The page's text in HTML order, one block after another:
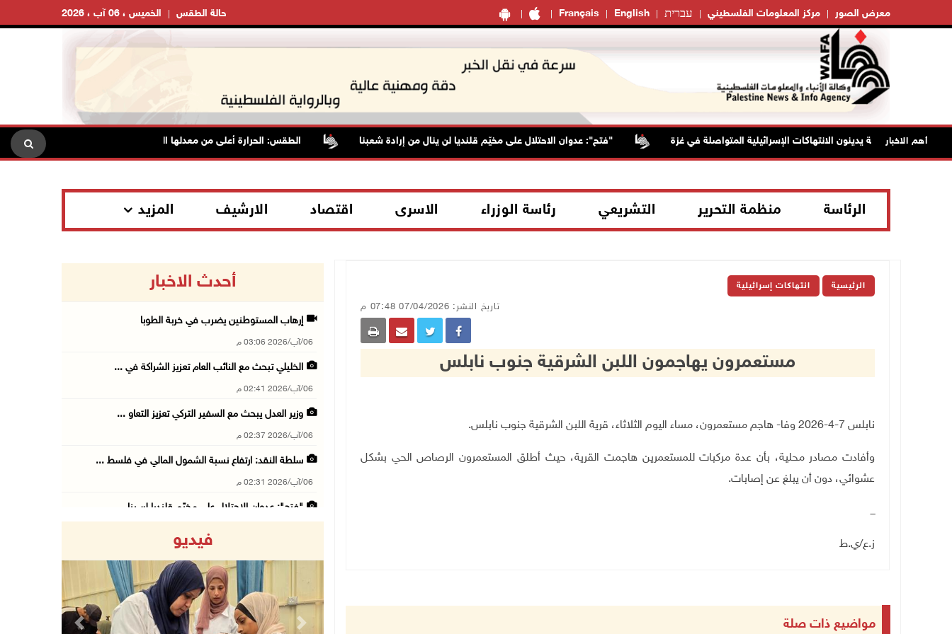
Français English עברית مركز المعلومات الفلسطيني معرض الصور الخميس ، 06 آب ، 2026 حالة الطقس
أهم الاخبار "فتح": عدوان الاحتلال على مخيّم قلنديا لن ينال من إرادة شعبنا الطقس: الحرارة أعلى من معدلها السنوي العام الاحتلال
الرئاسة منظمة التحرير التشريعي رئاسة الوزراء الاسرى اقتصاد الارشيف المزيد
الرئيسية انتهاكات إسرائيلية
تاريخ النشر: 07/04/2026 07:48 م
مستعمرون يهاجمون اللبن الشرقية جنوب نابلس
نابلس 7-4-2026 وفا- هاجم مستعمرون، مساء اليوم الثلاثاء، قرية اللبن الشرقية جنوب نابلس .
وأفادت مصادر محلية، بأن عدة مركبات للمستعمرين هاجمت القرية، حيث أطلق المستعمرون الرصاص الحي بشكل
عشوائي، دون أن يبلغ عن إصابات.
ـــ
ز.ع/ي.ط
مواضيع ذات صلة
أحدث الاخبار
إرهاب المستوطنين يضرب في خربة الطوبا
06/آب/2026 03:06 م
الخليلي تبحث مع النائب العام تعزيز الشراكة في ...
06/آب/2026 02:41 م
وزير العدل يبحث مع السفير التركي تعزيز التعاو ...
06/آب/2026 02:37 م
سلطة النقد: ارتفاع نسبة الشمول المالي في فلسط ...
06/آب/2026 02:31 م
"فتح": عدوان الاحتلال على مخيّم قلنديا لن ينا ...
الاحتلال يسلّم إخطارات بهدم منازل ومنشآت في ج ...
06/آب/2026 02:02 م
فيديو
Previous Next